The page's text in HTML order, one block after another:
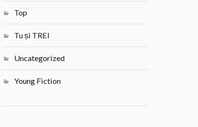
Top
Tu și TREI
Uncategorized
Young Fiction